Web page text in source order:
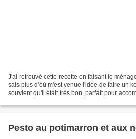
J'ai retrouvé cette recette en faisant le
sais plus d'où m'est venue l'idée de faire un
souvient qu'il était très bon, parfait pour
Pesto au potimarron et aux